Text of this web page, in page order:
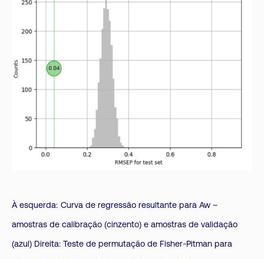
À esquerda: Curva de regressão resultante para Aw –
amostras de calibração (cinzento) e amostras de validação
(azul) Direita: Teste de permutação de Fisher-Pitman para